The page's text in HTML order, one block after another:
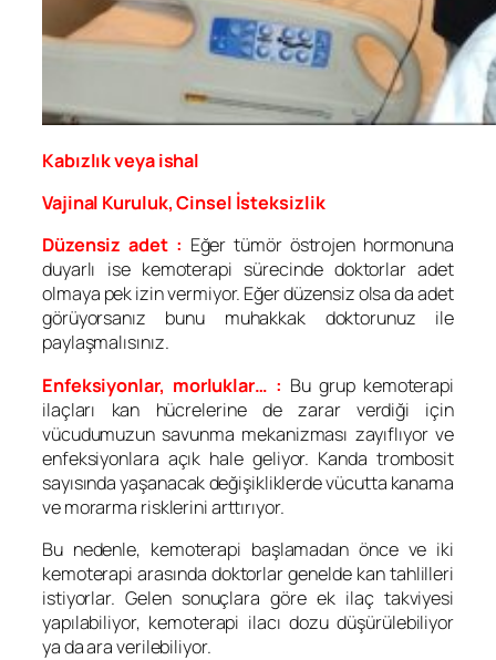
Kabızlık veya ishal
Vajinal Kuruluk, Cinsel İsteksizlik
Düzensiz adet : Eğer tümör östrojen hormonuna
duyarlı ise kemoterapi sürecinde doktorlar adet
olmaya pek izin vermiyor. Eğer düzensiz olsa da adet
görüyorsanız bunu muhakkak doktorunuz ile
paylaşmalısınız.
Enfeksiyonlar, morluklar… : Bu grup kemoterapi
ilaçları kan hücrelerine de zarar verdiği için
vücudumuzun savunma mekanizması zayıflıyor ve
enfeksiyonlara açık hale geliyor. Kanda trombosit
sayısında yaşanacak değişikliklerde vücutta kanama
ve morarma risklerini arttırıyor.
Bu nedenle, kemoterapi başlamadan önce ve iki
kemoterapi arasında doktorlar genelde kan tahlilleri
istiyorlar. Gelen sonuçlara göre ek ilaç takviyesi
yapılabiliyor, kemoterapi ilacı dozu düşürülebiliyor
ya da ara verilebiliyor.